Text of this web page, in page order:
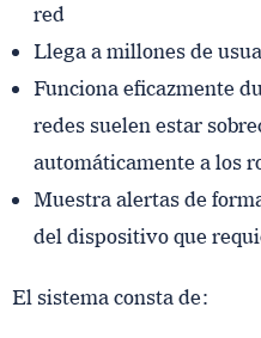
red
Llega a millones de
Funciona eficazmente
redes suelen estar
automáticamente a los
Muestra alertas de
del dispositivo que
El sistema consta de: